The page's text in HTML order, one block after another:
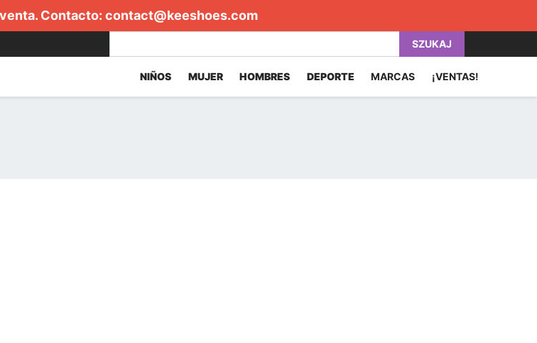
Contacto: contact@keeshoes.com
SZUKAJ
NIÑOS MUJER HOMBRES DEPORTE MARCAS ¡VENTAS!